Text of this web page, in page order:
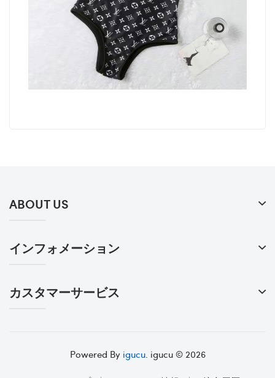
ABOUT US
インフォメーション
カスタマーサービス
Powered By igucu. igucu © 2026